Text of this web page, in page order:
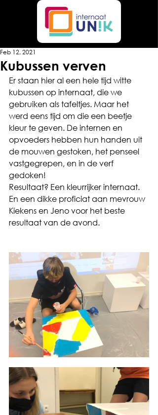
Kubussen verven
Feb 12, 2021
Er staan hier al een hele tijd witte
kubussen op internaat, die we
gebruiken als tafeltjes. Maar het
werd eens tijd om die een beetje
kleur te geven. De internen en
opvoeders hebben hun handen uit
de mouwen gestoken, het penseel
vastgegrepen, en in de verf
gedoken!
Resultaat? Een kleurrijker internaat.
En een dikke proficiat aan mevrouw
Kiekens en Jeno voor het beste
resultaat van de avond.